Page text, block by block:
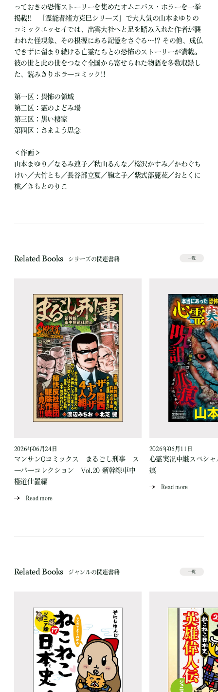
っておきの恐怖ストーリーを集めたオムニバス・ホラーを一挙
掲載!! 「霊能者緒方克巳シリーズ」で大人気の山本まゆりの
コミックエッセイでは、出雲大社へと足を踏み入れた作者が襲
われた怪現象、その根源にある記憶をさぐる…!? その他、成仏
できずに留まり続ける亡霊たちとの恐怖のストーリーが満載。
彼の世と此の世をつなぐ全国から寄せられた物語を多数収録し
た、読みきりホラーコミック!!
第一区：畏怖の領域
第二区：霊のよどみ場
第三区：黒い棲家
第四区：さまよう思念
＜作画＞
山本まゆり／なるみ連子／秋山るんな／桜沢かすみ／かわぐち
けい／大竹とも／長谷部立夏／鞠之子／紫式部麗花／おとくに
桃／きもとのりこ
Related Books シリーズの関連書籍 一覧
2026年06月24日
マンサンQコミックス まるごし刑事 ス
ーパーコレクション Vol.20 新幹線車中
極道仕置編
Read more
2026年06月11日
心霊実況中継スペシ
痕
Read more
Related Books ジャンルの関連書籍 一覧